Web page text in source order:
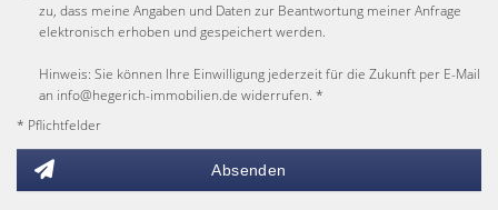
zu, dass meine Angaben und Daten zur Beantwortung meiner Anfrage
elektronisch erhoben und gespeichert werden.
Hinweis: Sie können Ihre Einwilligung jederzeit für die Zukunft per E-Mail
an info@hegerich-immobilien.de widerrufen. *
* Pflichtfelder
Absenden